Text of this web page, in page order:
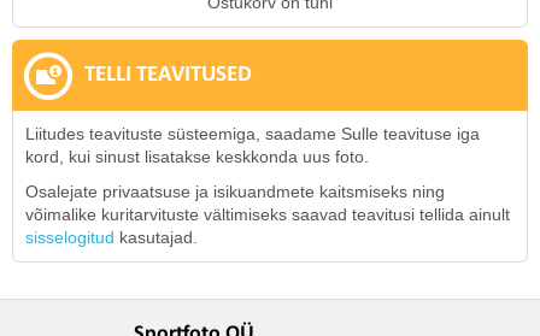
TELLI TEAVITUSED
Liitudes teavituste süsteemiga, saadame Sulle teavituse iga
kord, kui sinust lisatakse keskkonda uus foto.
Osalejate privaatsuse ja isikuandmete kaitsmiseks ning
võimalike kuritarvituste vältimiseks saavad teavitusi tellida ainult
sisselogitud kasutajad.